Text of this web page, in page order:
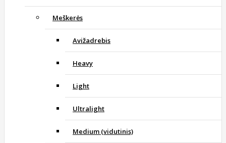
Meškerės
Avižadrebis
Heavy
Light
Ultralight
Medium (vidutinis)